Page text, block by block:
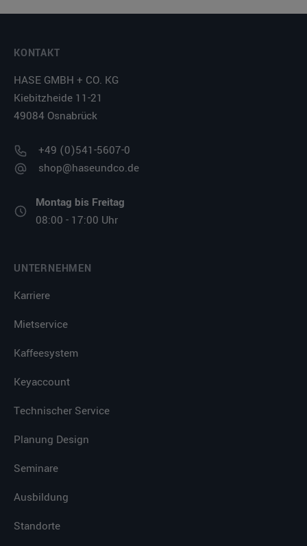
KONTAKT
HASE GMBH + CO. KG
Kiebitzheide 11-21
49084 Osnabrück
+49 (0)541-5607-0
shop@haseundco.de
Montag bis Freitag
08:00 - 17:00 Uhr
UNTERNEHMEN
Karriere
Mietservice
Kaffeesystem
Keyaccount
Technischer Service
Planung Design
Seminare
Ausbildung
Standorte